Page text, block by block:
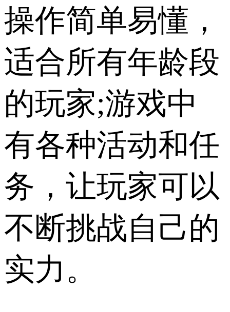
操作简单易懂，
适合所有年龄段
的玩家;游戏中
有各种活动和任
务，让玩家可以
不断挑战自己的
实力。